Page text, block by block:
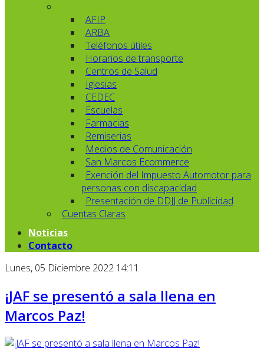
AFIP
ARBA
Teléfonos útiles
Horarios de transporte
Centros de Salud
Iglesias
CEDEC
Escuelas
Farmacias
Remiserias
Medios de Comunicación
San Marcos Ecommerce
Exención del Impuesto Automotor para
personas con discapacidad
Presentación de DDJJ de Publicidad
Cuentas Claras
Noticias
Contacto
Lunes, 05 Diciembre 2022 14:11
¡JAF se presentó a sala llena en
Marcos Paz!